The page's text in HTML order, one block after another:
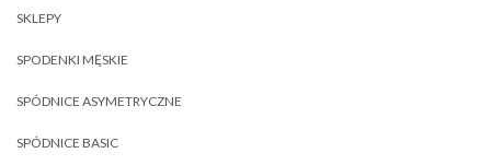
SKLEPY
SPODENKI MĘSKIE
SPÓDNICE ASYMETRYCZNE
SPÓDNICE BASIC